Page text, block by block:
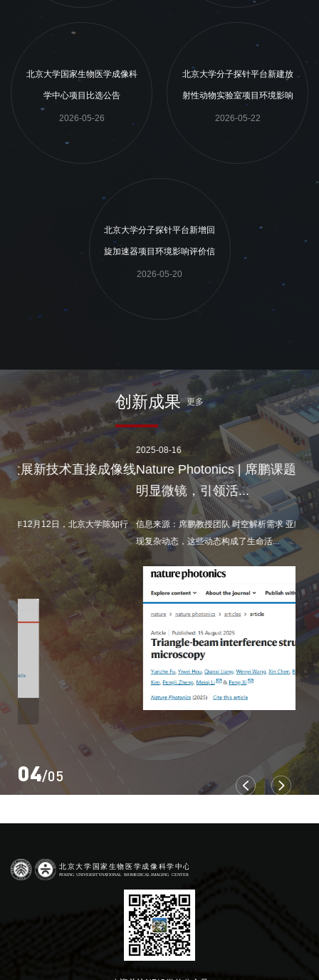
北京大学国家生物医学成像科
学中心项目比选公告
2026-05-26
北京大学分子探针平台新建放
射性动物实验室项目环境影响
评价信息公示
2026-05-22
北京大学分子探针平台新增回
旋加速器项目环境影响评价信
息公示
2026-05-20
创新成果 更多
线
2025-08-16
Nature Photonics | 席鹏课题组开发三角结构光照
明显微镜，引领活...
信息来源：席鹏教授团队 时空解析需求 亚细胞结构在空间与时间尺度上呈
现复杂动态，这些动态构成了生命活...
策
信
北大-
04/05